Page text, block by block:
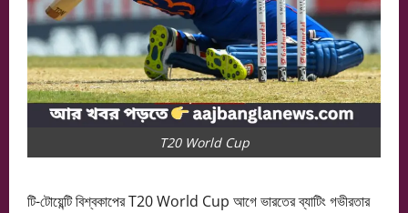
T20 World Cup
টি-টোয়েন্টি বিশ্বকাপের T20 World Cup আগে ভারতের ব্যাটিং গভীরতার